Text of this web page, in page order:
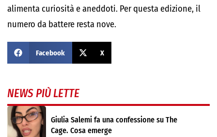
alimenta curiosità e aneddoti. Per questa edizione, il
numero da battere resta nove.
Facebook X
NEWS PIÙ LETTE
Giulia Salemi fa una confessione su The
Cage. Cosa emerge